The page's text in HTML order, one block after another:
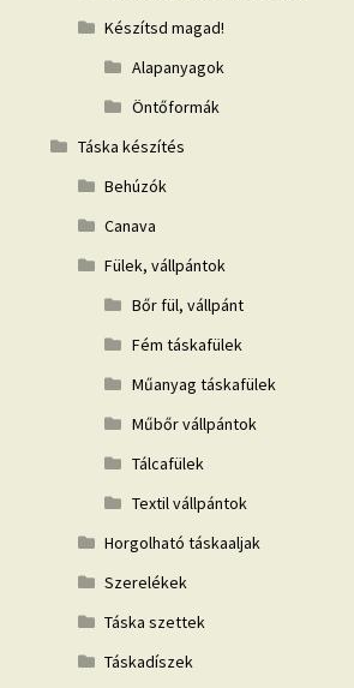
Készítsd magad!
Alapanyagok
Öntőformák
Táska készítés
Behúzók
Canava
Fülek, vállpántok
Bőr fül, vállpánt
Fém táskafülek
Műanyag táskafülek
Műbőr vállpántok
Tálcafülek
Textil vállpántok
Horgolható táskaaljak
Szerelékek
Táska szettek
Táskadíszek